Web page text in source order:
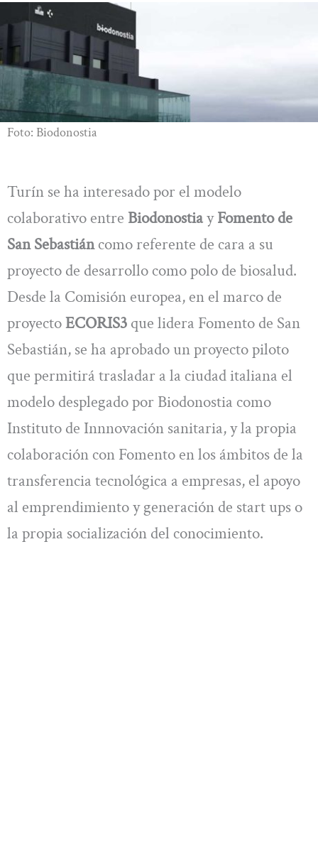
Foto: Biodonostia
Turín se ha interesado por el modelo
colaborativo entre BiodonostiayFomento de
San Sebastiáncomo referente de cara a su
proyecto de desarrollo como polo de biosalud.
Desde la Comisión europea, en el marco de
proyectoECORIS3 que lidera Fomento de San
Sebastián, se ha aprobado un proyecto piloto
que permitirá trasladar a la ciudad italiana el
modelo desplegado por Biodonostia como
Instituto de Innnovación sanitaria, y la propia
colaboración con Fomento en los ámbitos de la
transferencia tecnológica a empresas, el apoyo
al emprendimiento y generación de start ups o
la propia socialización del conocimiento.